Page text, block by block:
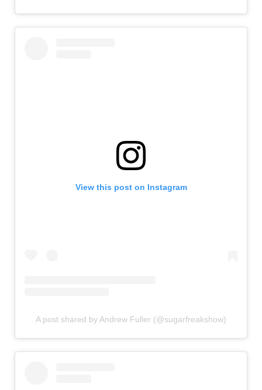
View this post on Instagram
A post shared by Andrew Fuller (@sugarfreakshow)